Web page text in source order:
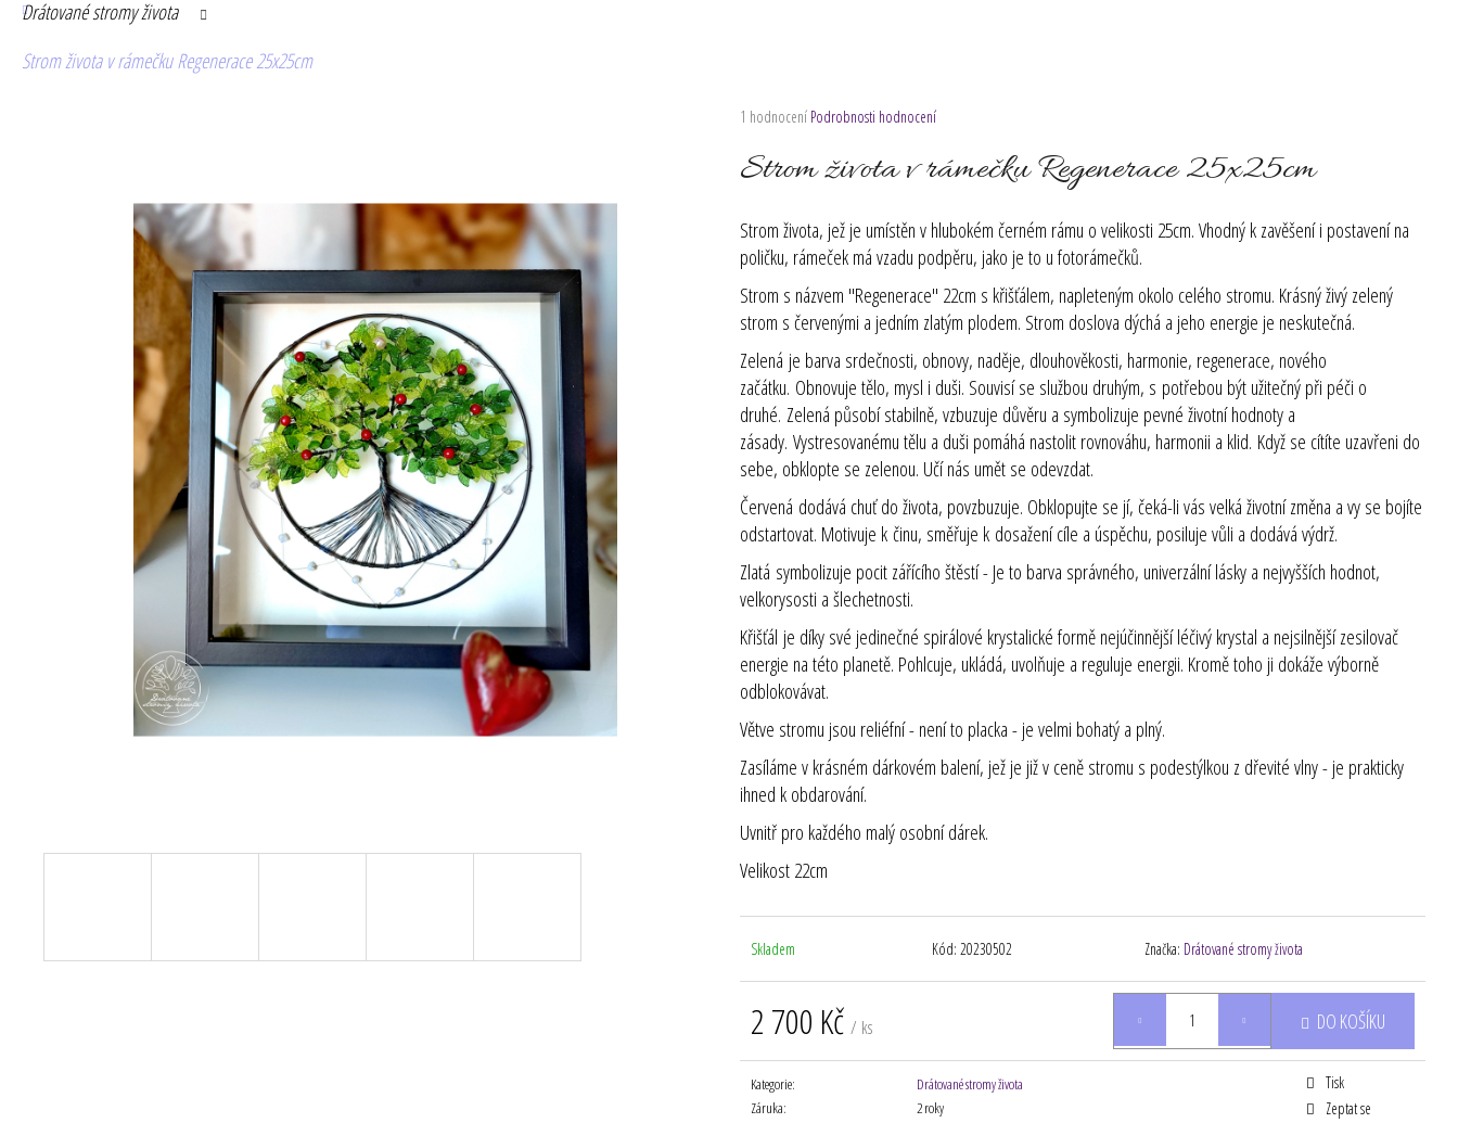
Drátované stromy života
Strom života v rámečku Regenerace 25x25cm
Průměrné
produktu
je
5
hvězdiček.
1 hodnocení Podrobnosti hodnocení
Strom života v rámečku Regenerace 25x25cm
Strom života, jež je umístěn v hlubokém černém rámu o velikosti 25cm. Vhodný k zavěšení i postavení na
poličku, rámeček má vzadu podpěru, jako je to u fotorámečků.
Strom s názvem "Regenerace" 22cm s křišťálem, napleteným okolo celého stromu. Krásný živý zelený
strom s červenými a jedním zlatým plodem. Strom doslova dýchá a jeho energie je neskutečná.
Zelená je barva srdečnosti, obnovy, naděje, dlouhověkosti, harmonie, regenerace, nového
začátku. Obnovuje tělo, mysl i duši. Souvisí se službou druhým, s potřebou být užitečný při péči o
druhé. Zelená působí stabilně, vzbuzuje důvěru a symbolizuje pevné životní hodnoty a
zásady. Vystresovanému tělu a duši pomáhá nastolit rovnováhu, harmonii a klid. Když se cítíte uzavřeni do
sebe, obklopte se zelenou. Učí nás umět se odevzdat.
Červená dodává chuť do života, povzbuzuje. Obklopujte se jí, čeká-li vás velká životní změna a vy se bojíte
odstartovat. Motivuje k činu, směřuje k dosažení cíle a úspěchu, posiluje vůli a dodává výdrž.
Zlatá symbolizuje pocit zářícího štěstí - Je to barva správného, univerzální lásky a nejvyšších hodnot,
velkorysosti a šlechetnosti.
Křišťál je díky své jedinečné spirálové krystalické formě nejúčinnější léčivý krystal a nejsilnější zesilovač
energie na této planetě. Pohlcuje, ukládá, uvolňuje a reguluje energii. Kromě toho ji dokáže výborně
odblokovávat.
Větve stromu jsou reliéfní - není to placka - je velmi bohatý a plný.
Zasíláme v krásném dárkovém balení, jež je již v ceně stromu s podestýlkou z dřevité vlny - je prakticky
ihned k obdarování.
Uvnitř pro každého malý osobní dárek.
Velikost 22cm
Skladem Kód: 20230502 Značka: Drátované stromy života
2 700 Kč / ks
cena:
DO KOŠÍKU
Kategorie:
Drátované stromy života
Záruka: 2 roky
Tisk
Zeptat se